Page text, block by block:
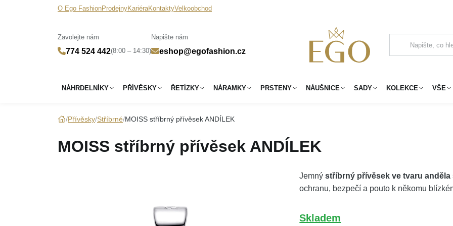
O Ego FashionProdejnyKariéraKontaktyVelkoobchod
Zavolejte nám
774 524 442(8:00 – 14:30)
Napište nám
eshop@egofashion.cz
NÁHRDELNÍKY PŘÍVĚSKY ŘETÍZKY NÁRAMKY PRSTENY NÁUŠNICE SADY KOLEKCE VŠE
Přívěsky Stříbrné MOISS stříbrný přívěsek ANDÍLEK
MOISS stříbrný přívěsek ANDÍLEK
Jemnýstříbrný přívěsek ve tvaru anděla
ochranu, bezpečí a pouto k někomu
Skladem